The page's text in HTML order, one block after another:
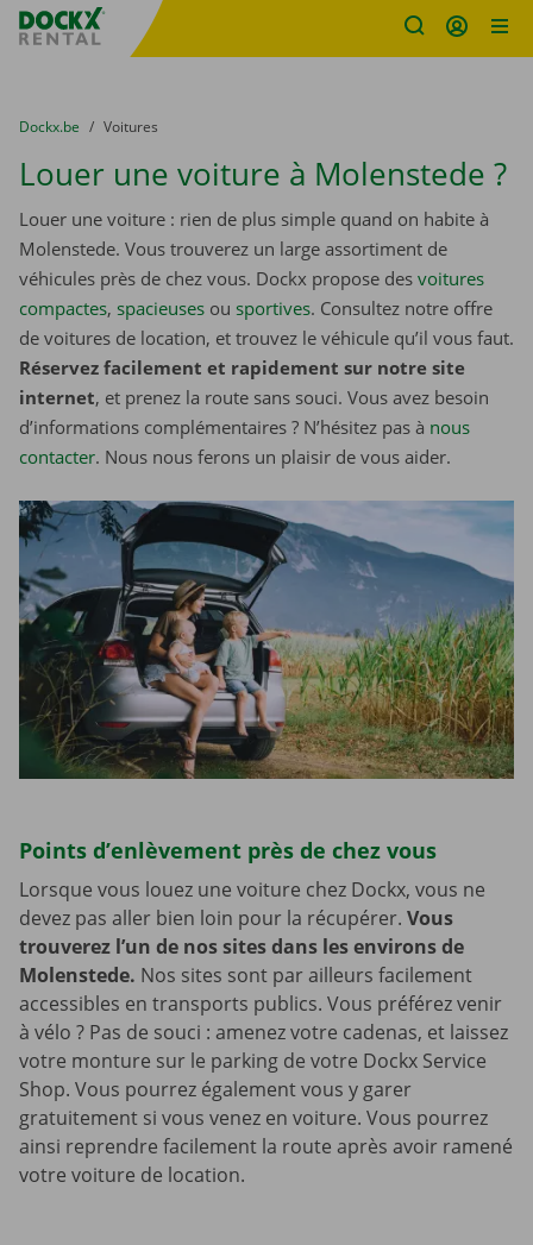
sitename
You are here:
du
Dockx.be to
Voitures
Louer une voiture à Molenstede ?
Louer une voiture : rien de plus simple quand on habite à
Molenstede. Vous trouverez un large assortiment de
véhicules près de chez vous. Dockx propose des voitures
compactes, spacieuses ou sportives. Consultez notre offre
de voitures de location, et trouvez le véhicule qu’il vous faut.
Réservez facilement et rapidement sur notre site
internet, et prenez la route sans souci. Vous avez besoin
d’informations complémentaires ? N’hésitez pas à nous
contacter. Nous nous ferons un plaisir de vous aider.
Points d’enlèvement près de chez vous
Lorsque vous louez une voiture chez Dockx, vous ne
devez pas aller bien loin pour la récupérer. Vous
trouverez l’un de nos sites dans les environs de
Molenstede. Nos sites sont par ailleurs facilement
accessibles en transports publics. Vous préférez venir
à vélo ? Pas de souci : amenez votre cadenas, et laissez
votre monture sur le parking de votre Dockx Service
Shop. Vous pourrez également vous y garer
gratuitement si vous venez en voiture. Vous pourrez
ainsi reprendre facilement la route après avoir ramené
votre voiture de location.